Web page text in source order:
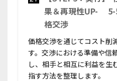
果＆再現性UP- 5-
格交渉
価格交渉を通じてコスト削
す。交渉における準備や信
し、相手と相互に利益を
指す方法を整理します。